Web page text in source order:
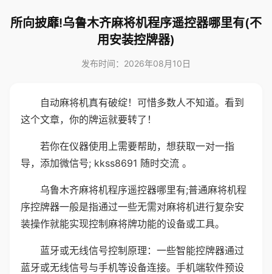
所向披靡!乌鲁木齐麻将机程序遥控器哪里有(不
用安装控牌器)
发布时间：2026年08月10日
自动麻将机真有破绽！可惜多数人不知道。看到
这个文章，你的牌运就要转了！
若你在仪器使用上需要帮助，想获取一对一指
导，添加微信号; kkss8691 随时交流 。
乌鲁木齐麻将机程序遥控器哪里有;普通麻将机程
序控牌器一般是指通过一些无需对麻将机进行复杂安
装操作就能实现控制麻将牌功能的设备或工具。
蓝牙或无线信号控制原理：一些智能控牌器通过
蓝牙或无线信号与手机等设备连接。手机端软件预设